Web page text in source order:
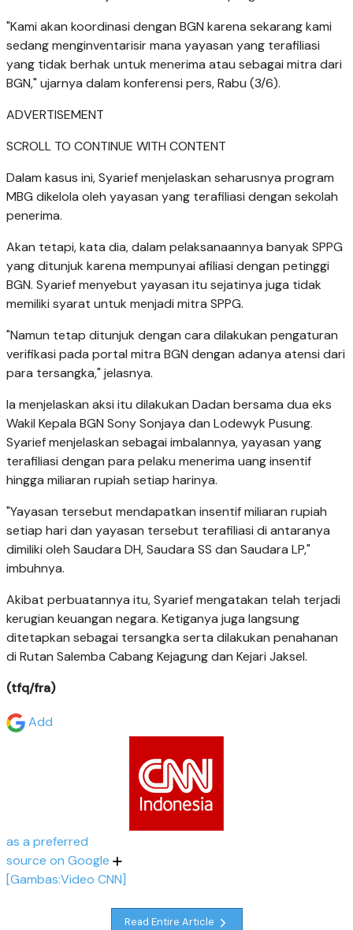
"Kami akan koordinasi dengan BGN karena sekarang kami
sedang menginventarisir mana yayasan yang terafiliasi
yang tidak berhak untuk menerima atau sebagai mitra dari
BGN," ujarnya dalam konferensi pers, Rabu (3/6).
ADVERTISEMENT
SCROLL TO CONTINUE WITH CONTENT
Dalam kasus ini, Syarief menjelaskan seharusnya program
MBG dikelola oleh yayasan yang terafiliasi dengan sekolah
penerima.
Akan tetapi, kata dia, dalam pelaksanaannya banyak SPPG
yang ditunjuk karena mempunyai afiliasi dengan petinggi
BGN. Syarief menyebut yayasan itu sejatinya juga tidak
memiliki syarat untuk menjadi mitra SPPG.
"Namun tetap ditunjuk dengan cara dilakukan pengaturan
verifikasi pada portal mitra BGN dengan adanya atensi dari
para tersangka," jelasnya.
Ia menjelaskan aksi itu dilakukan Dadan bersama dua eks
Wakil Kepala BGN Sony Sonjaya dan Lodewyk Pusung.
Syarief menjelaskan sebagai imbalannya, yayasan yang
terafiliasi dengan para pelaku menerima uang insentif
hingga miliaran rupiah setiap harinya.
"Yayasan tersebut mendapatkan insentif miliaran rupiah
setiap hari dan yayasan tersebut terafiliasi di antaranya
dimiliki oleh Saudara DH, Saudara SS dan Saudara LP,"
imbuhnya.
Akibat perbuatannya itu, Syarief mengatakan telah terjadi
kerugian keuangan negara. Ketiganya juga langsung
ditetapkan sebagai tersangka serta dilakukan penahanan
di Rutan Salemba Cabang Kejagung dan Kejari Jaksel.
(tfq/fra)
Add
as a preferred
source on Google
[Gambas:Video CNN]
Read Entire Article